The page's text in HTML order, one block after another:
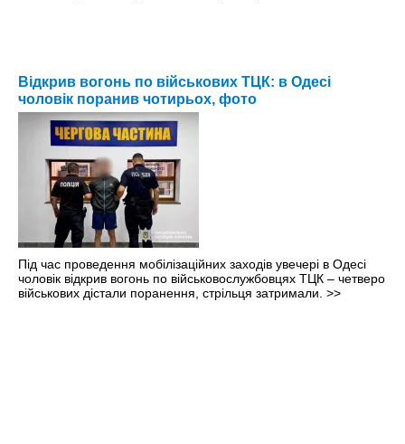
Відкрив вогонь по військових ТЦК: в Одесі
чоловік поранив чотирьох, фото
Під час проведення мобілізаційних заходів увечері в Одесі
чоловік відкрив вогонь по військовослужбовцях ТЦК – четверо
військових дістали поранення, стрільця затримали. >>